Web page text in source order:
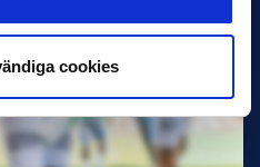
cookies
i maj: “Ett alldeles